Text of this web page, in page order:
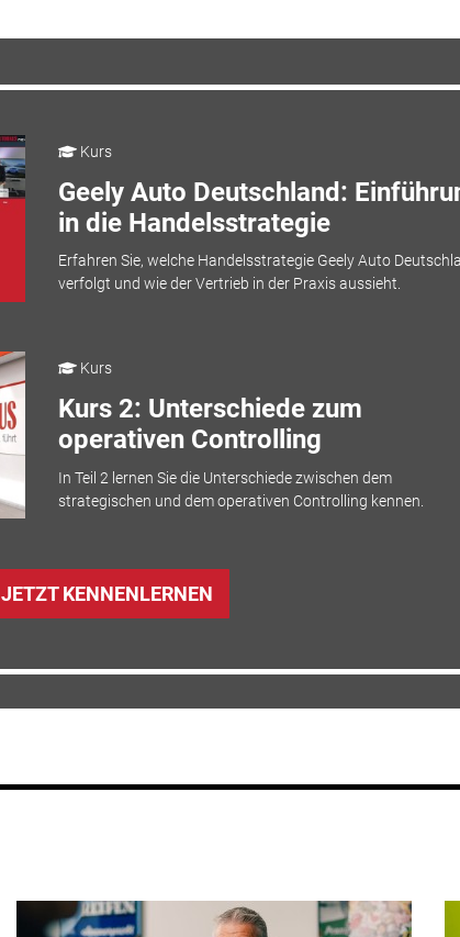
Kurs
Geely Auto Deutschland:
in die Handelsstrategie
Erfahren Sie, welche Handelsstrategie Geely Auto
verfolgt und wie der Vertrieb in der Praxis aussieht.
Kurs
Kurs 2: Unterschiede zum
operativen Controlling
In Teil 2 lernen Sie die Unterschiede zwischen dem
strategischen und dem operativen Controlling kennen.
JETZT KENNENLERNEN